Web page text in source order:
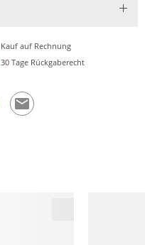
Kauf auf Rechnung
30 Tage Rückgaberecht